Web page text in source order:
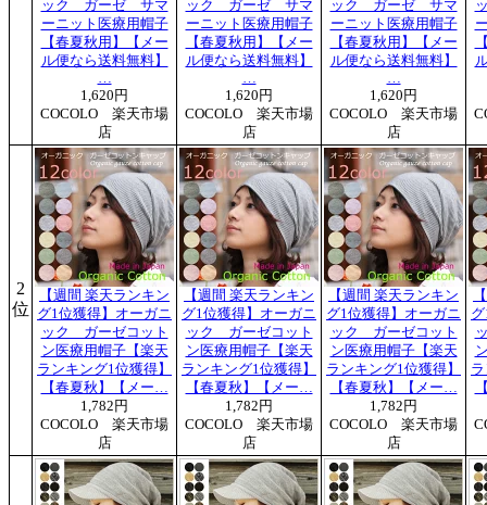
ック ガーゼ サマ
ーニット医療用帽子
【春夏秋用】【メー
ル便なら送料無料】
…
1,620円
COCOLO 楽天市場
店
ック ガーゼ サマ
ーニット医療用帽子
【春夏秋用】【メー
ル便なら送料無料】
…
1,620円
COCOLO 楽天市場
店
ック ガーゼ サマ
ーニット医療用帽子
【春夏秋用】【メー
ル便なら送料無料】
…
1,620円
COCOLO 楽天市場
店
2
位
【週間 楽天ランキン
グ1位獲得】オーガニ
ック ガーゼコット
ン医療用帽子【楽天
ランキング1位獲得】
【春夏秋】【メー…
1,782円
COCOLO 楽天市場
店
【週間 楽天ランキン
グ1位獲得】オーガニ
ック ガーゼコット
ン医療用帽子【楽天
ランキング1位獲得】
【春夏秋】【メー…
1,782円
COCOLO 楽天市場
店
【週間 楽天ランキン
グ1位獲得】オーガニ
ック ガーゼコット
ン医療用帽子【楽天
ランキング1位獲得】
【春夏秋】【メー…
1,782円
COCOLO 楽天市場
店